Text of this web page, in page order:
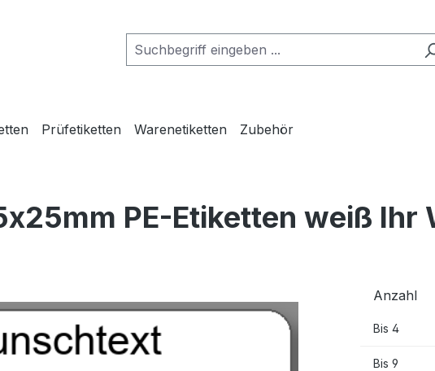
Prüfetiketten Warenetiketten Zubehör
PE-Etiketten weiß Ihr
Anzahl
Bis 4
Bis 9